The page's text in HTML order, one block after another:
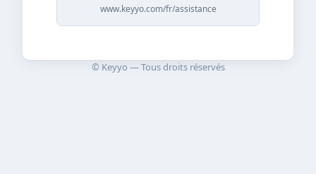
www.keyyo.com/fr/assistance
© Keyyo — Tous droits réservés